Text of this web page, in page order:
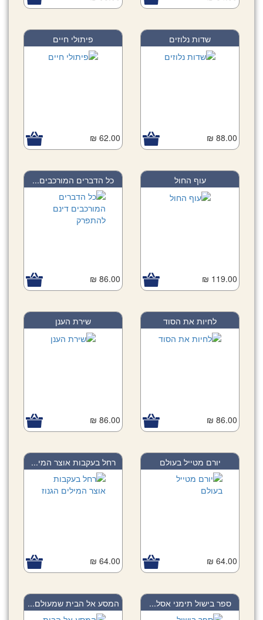
שדות נלוזים
88.00 ₪
פיתולי חיים
62.00 ₪
עוף החול
119.00 ₪
כל הדברים המורכבים...
86.00 ₪
לחיות את הסוד
86.00 ₪
שירת הענן
86.00 ₪
יורם מטייל בעולם
64.00 ₪
רחל בעקבות אוצר המי...
64.00 ₪
ספר בישול תימני אסל... המסע אל הבית שמעולם...